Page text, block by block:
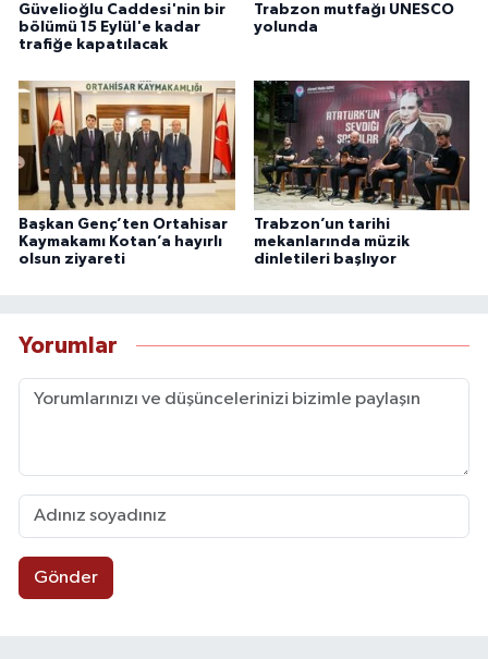
Güvelioğlu Caddesi'nin bir
bölümü 15 Eylül'e kadar
trafiğe kapatılacak
Trabzon mutfağı UNESCO
yolunda
Başkan Genç’ten Ortahisar
Kaymakamı Kotan’a hayırlı
olsun ziyareti
Trabzon’un tarihi
mekanlarında müzik
dinletileri başlıyor
Yorumlar
Gönder